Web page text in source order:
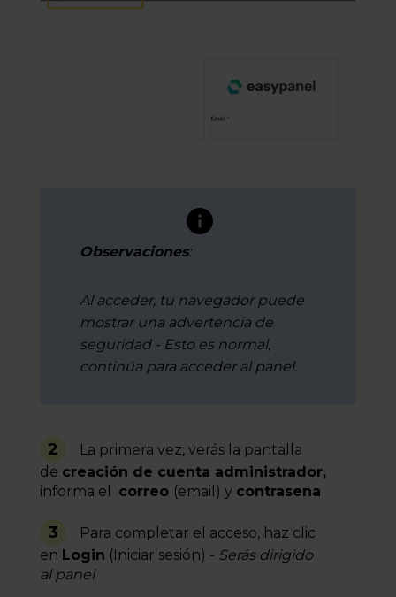
Observaciones:
Al acceder, tu navegador puede
mostrar una advertencia de
seguridad - Esto es normal,
continúa para acceder al panel.
2
La primera vez, verás la pantalla
de creación de cuenta administrador,
informa el correo (email) y contraseña
3
Para completar el acceso, haz clic
en Login (Iniciar sesión) - Serás dirigido
al panel